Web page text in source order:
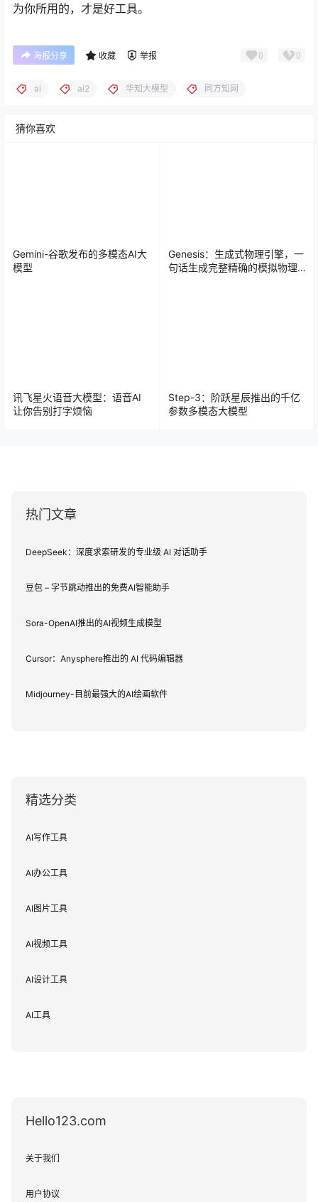
为你所用的，才是好工具。
海报分享 收藏 举报 0 0
ai ai2 华知大模型 同方知网
猜你喜欢
Gemini-谷歌发布的多模态AI大
模型
Genesis：生成式物理引擎，一
句话生成完整精确的模拟物理
讯飞星火语音大模型：语音AI
让你告别打字烦恼
Step-3：阶跃星辰推出的千亿
参数多模态大模型
热门文章
DeepSeek：深度求索研发的专业级 AI 对话助手
豆包 – 字节跳动推出的免费AI智能助手
Sora-OpenAI推出的AI视频生成模型
Cursor：Anysphere推出的 AI 代码编辑器
Midjourney-目前最强大的AI绘画软件
精选分类
AI写作工具
AI办公工具
AI图片工具
AI视频工具
AI设计工具
AI工具
Hello123.com
关于我们
用户协议